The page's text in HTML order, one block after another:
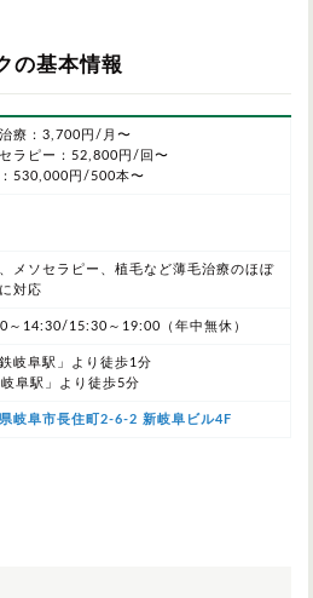
の基本情報
療：3,700円/月〜
セラピー：52,800円/回〜
530,000円/500本〜
メソセラピー、植毛など薄毛治療のほぼ
対応
～14:30/15:30～19:00（年中無休）
鉄岐阜駅」より徒歩1分
岐阜駅」より徒歩5分
岐阜市長住町2-6-2 新岐阜ビル4F